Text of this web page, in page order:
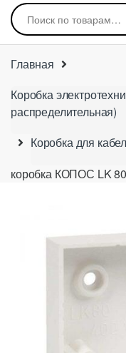
Искать:
Главная
Коробка
распределительная)
Коробка для
коробка КОПОС LK